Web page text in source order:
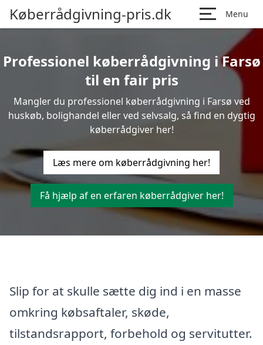
Køberrådgivning-pris.dk Menu
Professionel køberrådgivning i Farsø
til en fair pris
Mangler du professionel køberrådgivning i Farsø ved
huskøb, bolighandel eller ved selvsalg, så find en dygtig
køberrådgiver her!
Læs mere om køberrådgivning her!
Få hjælp af en erfaren køberrådgiver her!
Slip for at skulle sætte dig ind i en masse
omkring købsaftaler, skøde,
tilstandsrapport, forbehold og servitutter.